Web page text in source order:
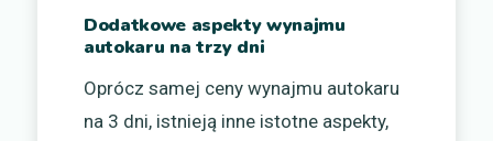
Dodatkowe aspekty wynajmu
autokaru na trzy dni
Oprócz samej ceny wynajmu autokaru
na 3 dni, istnieją inne istotne aspekty,